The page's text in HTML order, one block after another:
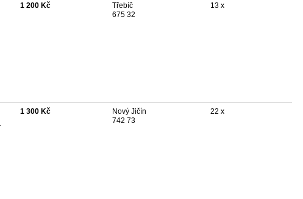
1 200 Kč
Třebíč
675 32
13 x
1 300 Kč
Nový Jičín
742 73
22 x